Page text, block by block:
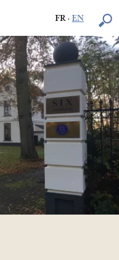
FR·EN